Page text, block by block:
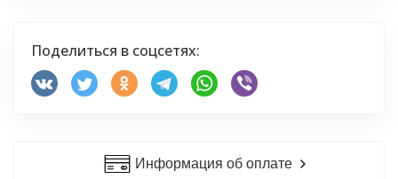
Поделиться в соцсетях:
Информация об оплате